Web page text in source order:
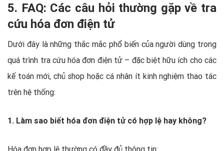
5. FAQ: Các câu hỏi thường gặp về tra
cứu hóa đơn điện tử
Dưới đây là những thắc mắc phổ biến của người dùng trong
quá trình tra cứu hóa đơn điện tử – đặc biệt hữu ích cho các
kế toán mới, chủ shop hoặc cá nhân ít kinh nghiệm thao tác
trên hệ thống:
1. Làm sao biết hóa đơn điện tử có hợp lệ hay không?